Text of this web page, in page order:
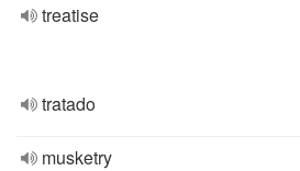
treatise
tratado
musketry